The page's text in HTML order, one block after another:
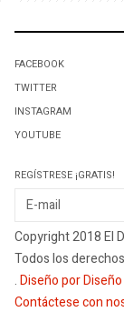
FACEBOOK
TWITTER
INSTAGRAM
YOUTUBE
REGÍSTRESE ¡GRATIS!
Copyright 2018 El
Todos los
.Diseño por
Contáctese con